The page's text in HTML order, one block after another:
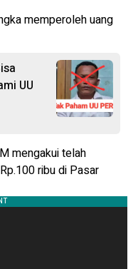
memperoleh uang
UU
mengakui telah
ribu di Pasar